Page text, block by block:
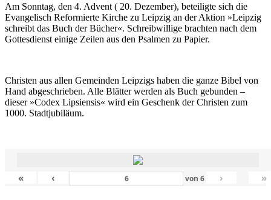
Am Sonntag, den 4. Advent ( 20. Dezember), beteiligte sich die
Evangelisch Reformierte Kirche zu Leipzig an der Aktion »Leipzig
schreibt das Buch der Bücher«. Schreibwillige brachten nach dem
Gottesdienst einige Zeilen aus den Psalmen zu Papier.
Christen aus allen Gemeinden Leipzigs haben die ganze Bibel von
Hand abgeschrieben. Alle Blätter werden als Buch gebunden –
dieser »Codex Lipsiensis« wird ein Geschenk der Christen zum
1000. Stadtjubiläum.
« ‹ von6 › »